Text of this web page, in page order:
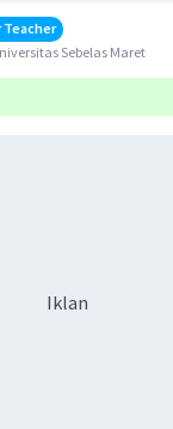
Sebelas Maret
Iklan